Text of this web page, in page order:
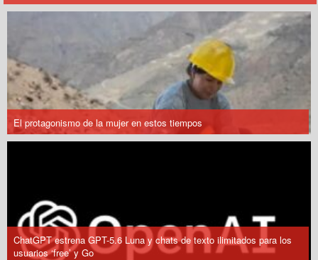
El protagonismo de la mujer en estos tiempos
ChatGPT estrena GPT-5.6 Luna y chats de texto ilimitados para los
usuarios ‘free’ y Go